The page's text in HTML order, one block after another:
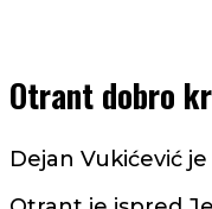
Otrant dobro
Dejan Vukićević